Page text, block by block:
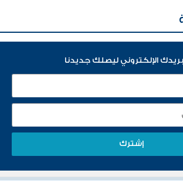
الإلكتروني ليصلك جديدنا